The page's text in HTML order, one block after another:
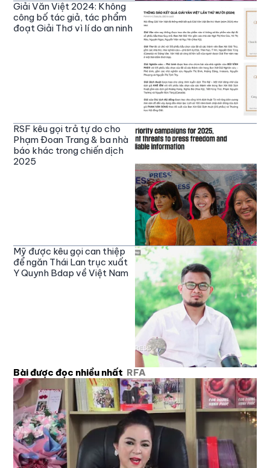
Giải Văn Việt 2024: Không
công bố tác giả, tác phẩm
đoạt Giải Thơ vì lí do an ninh
RSF kêu gọi trả tự do cho
Phạm Đoan Trang & ba nhà
báo khác trong chiến dịch
2025
Mỹ được kêu gọi can thiệp
để ngăn Thái Lan trục xuất
Y Quynh Bdap về Việt Nam
Bài được đọc nhiều nhất RFA